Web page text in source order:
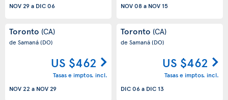
NOV 29a DIC 06
NOV 08a NOV 15
Toronto (CA)
de Samaná(DO)
US $462
Tasas e imptos. incl.
NOV 22 a NOV 29
Toronto (CA)
de Samaná(DO)
US $462
Tasas e imptos. incl.
DIC 06a DIC 13